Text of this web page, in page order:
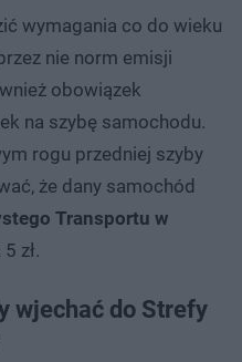
wymagania co do wieku
nie norm emisji
obowiązek
na szybę samochodu.
rogu przedniej szyby
że dany samochód
Transportu w
zł.
wjechać do Strefy